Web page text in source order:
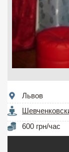
Львов
600 грн/час